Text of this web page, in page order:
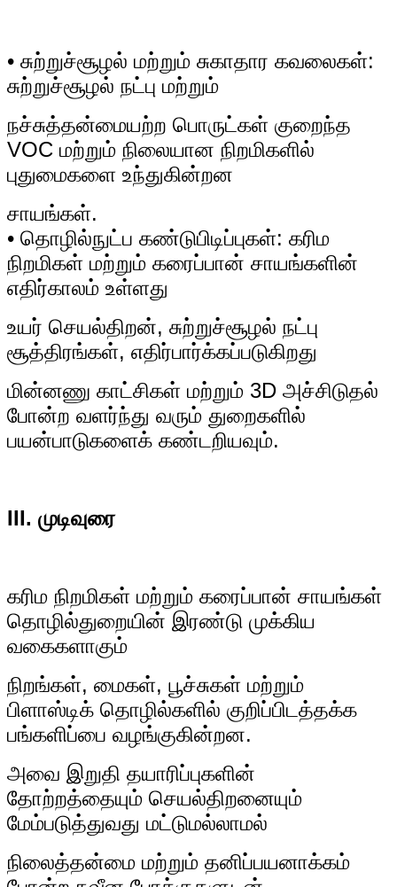
• சுற்றுச்சூழல் மற்றும் சுகாதார கவலைகள்:
சுற்றுச்சூழல் நட்பு மற்றும்
நச்சுத்தன்மையற்ற பொருட்கள் குறைந்த
VOC மற்றும் நிலையான நிறமிகளில்
புதுமைகளை உந்துகின்றன
சாயங்கள்.
• தொழில்நுட்ப கண்டுபிடிப்புகள்: கரிம
நிறமிகள் மற்றும் கரைப்பான் சாயங்களின்
எதிர்காலம் உள்ளது
உயர் செயல்திறன், சுற்றுச்சூழல் நட்பு
சூத்திரங்கள், எதிர்பார்க்கப்படுகிறது
மின்னணு காட்சிகள் மற்றும் 3D அச்சிடுதல்
போன்ற வளர்ந்து வரும் துறைகளில்
பயன்பாடுகளைக் கண்டறியவும்.
III. முடிவுரை
கரிம நிறமிகள் மற்றும் கரைப்பான் சாயங்கள்
தொழில்துறையின் இரண்டு முக்கிய
வகைகளாகும்
நிறங்கள், மைகள், பூச்சுகள் மற்றும்
பிளாஸ்டிக் தொழில்களில் குறிப்பிடத்தக்க
பங்களிப்பை வழங்குகின்றன.
அவை இறுதி தயாரிப்புகளின்
தோற்றத்தையும் செயல்திறனையும்
மேம்படுத்துவது மட்டுமல்லாமல்
நிலைத்தன்மை மற்றும் தனிப்பயனாக்கம்